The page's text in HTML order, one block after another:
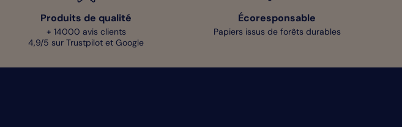
Produits de qualité
+ 14000 avis clients
4,9/5 sur Trustpilot et Google
Écoresponsable
Papiers issus de forêts durables